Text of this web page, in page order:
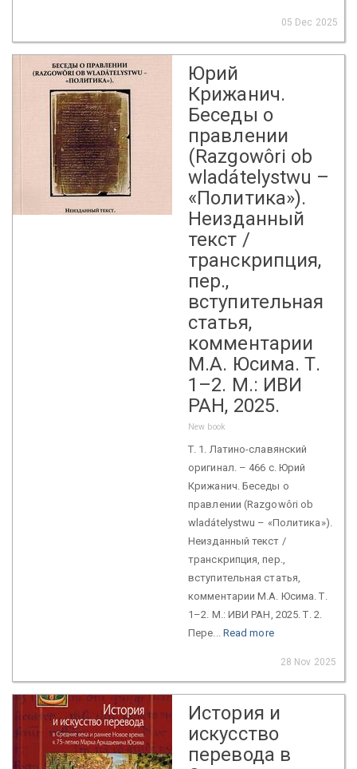
05 Dec 2025
Юрий
Крижанич.
Беседы о
правлении
(Razgowôri ob
wladátelystwu –
«Политика»).
Неизданный
текст /
транскрипция,
пер.,
вступительная
статья,
комментарии
М.А. Юсима. Т.
1–2. М.: ИВИ
РАН, 2025.
New book
Т. 1. Латино-славянский
оригинал. – 466 с. Юрий
Крижанич. Беседы о
правлении (Razgowôri ob
wladátelystwu – «Политика»).
Неизданный текст /
транскрипция, пер.,
вступительная статья,
комментарии М.А. Юсима. Т.
1–2. М.: ИВИ РАН, 2025. Т. 2.
Пере... Read more
28 Nov 2025
История и
искусство
перевода в